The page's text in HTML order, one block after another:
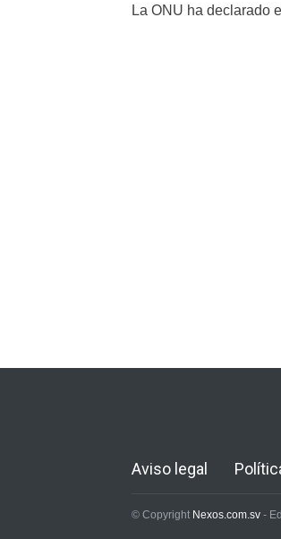
La ONU ha declarado
Aviso legal
© Copyright Nexos.com.sv -